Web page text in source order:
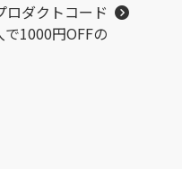
ロダクトコード
1000円OFFの